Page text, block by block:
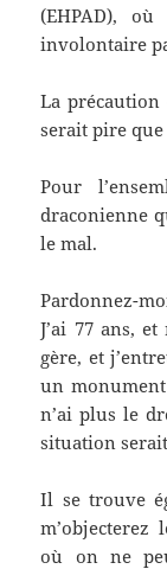
(EHPAD),
involontaire
La précaution
serait pire
Pour
draconienne
le mal.
Pardonnez-
J’ai 77 ans,
gère, et
un
n’ai plus le
situation
Il se trouve
où on ne